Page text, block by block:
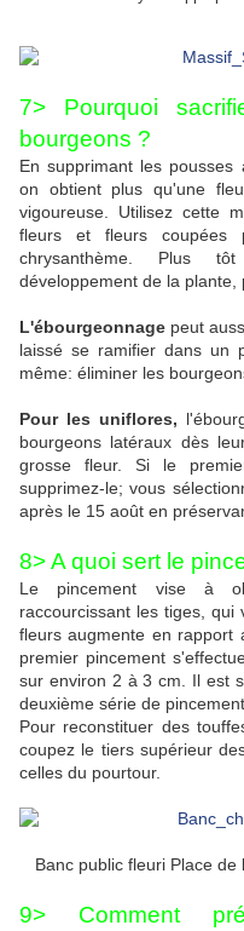
7> Pourquoi
bourgeons ?
En supprimant les pousses
on obtient plus qu'une
vigoureuse. Utilisez cette
fleurs et fleurs
chrysanthème. Plus
développement de la plante,
L'ébourgeonnage peut
laissé se ramifier dans un
même: éliminer les
Pour les uniflores,
bourgeons latéraux dès
grosse fleur. Si le
supprimez-le; vous
après le 15 août en
8> A quoi sert le
Le pincement vise à
raccourcissant les tiges,
fleurs augmente en rapport
premier pincement
sur environ 2 à 3 cm. Il est
deuxième série de
Pour reconstituer des
coupez le tiers supérieur
celles du pourtour.
Banc public fleuri Place de
9> Comment